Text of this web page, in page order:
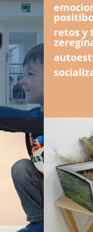
retos y